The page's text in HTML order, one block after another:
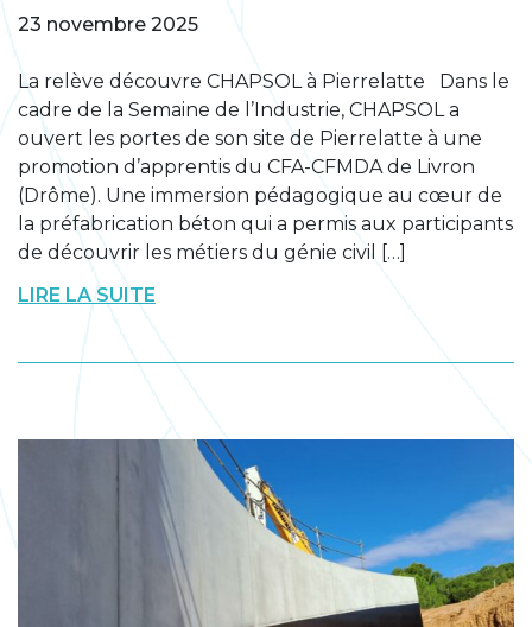
23 novembre 2025
La relève découvre CHAPSOL à Pierrelatte Dans le
cadre de la Semaine de l’Industrie, CHAPSOL a
ouvert les portes de son site de Pierrelatte à une
promotion d’apprentis du CFA-CFMDA de Livron
(Drôme). Une immersion pédagogique au cœur de
la préfabrication béton qui a permis aux participants
de découvrir les métiers du génie civil […]
LIRE LA SUITE